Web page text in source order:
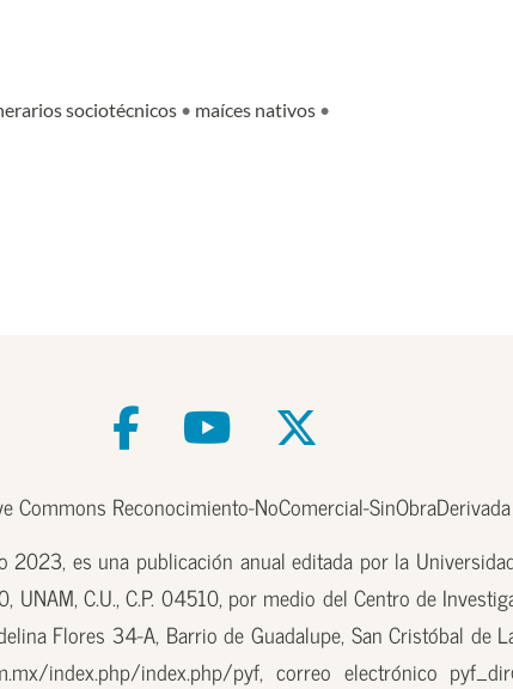
sociotécnicos • maíces nativos •
Commons Reconocimiento-NoComercial-
2023, es una publicación anual editada por la
C.U., C.P. 04510, por medio del Centro de
Flores 34-A, Barrio de Guadalupe, San Cristóbal de
index.php/index.php/pyf, correo electrónico